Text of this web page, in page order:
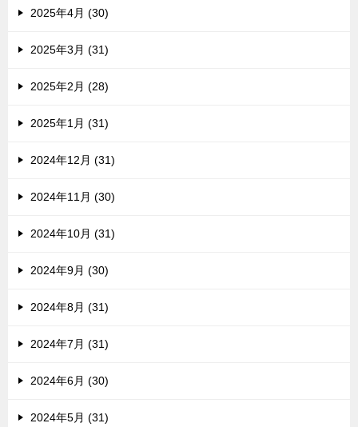
2025年4月 (30)
2025年3月 (31)
2025年2月 (28)
2025年1月 (31)
2024年12月 (31)
2024年11月 (30)
2024年10月 (31)
2024年9月 (30)
2024年8月 (31)
2024年7月 (31)
2024年6月 (30)
2024年5月 (31)